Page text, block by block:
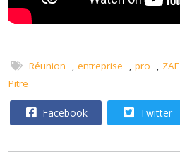
Réunion , entreprise , pro , ZAE
Pitre
Facebook Twitter